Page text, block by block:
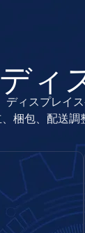
ディ
ディスプレイ
梱包、配送